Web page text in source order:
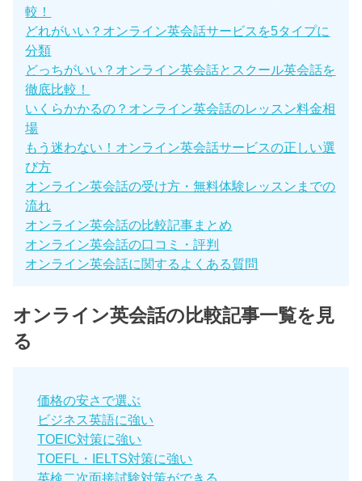
較！
どれがいい？オンライン英会話サービスを5タイプに
分類
どっちがいい？オンライン英会話とスクール英会話を
徹底比較！
いくらかかるの？オンライン英会話のレッスン料金相
場
もう迷わない！オンライン英会話サービスの正しい選
び方
オンライン英会話の受け方・無料体験レッスンまでの
流れ
オンライン英会話の比較記事まとめ
オンライン英会話の口コミ・評判
オンライン英会話に関するよくある質問
オンライン英会話の比較記事一覧を見
る
価格の安さで選ぶ
ビジネス英語に強い
TOEIC対策に強い
TOEFL・IELTS対策に強い
英検二次面接試験対策ができる